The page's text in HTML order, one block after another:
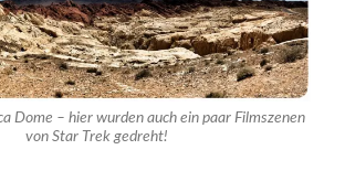
Dome – hier wurden auch ein paar Filmszenen
von Star Trek gedreht!